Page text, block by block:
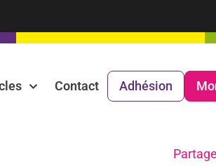
Contact Adhésion